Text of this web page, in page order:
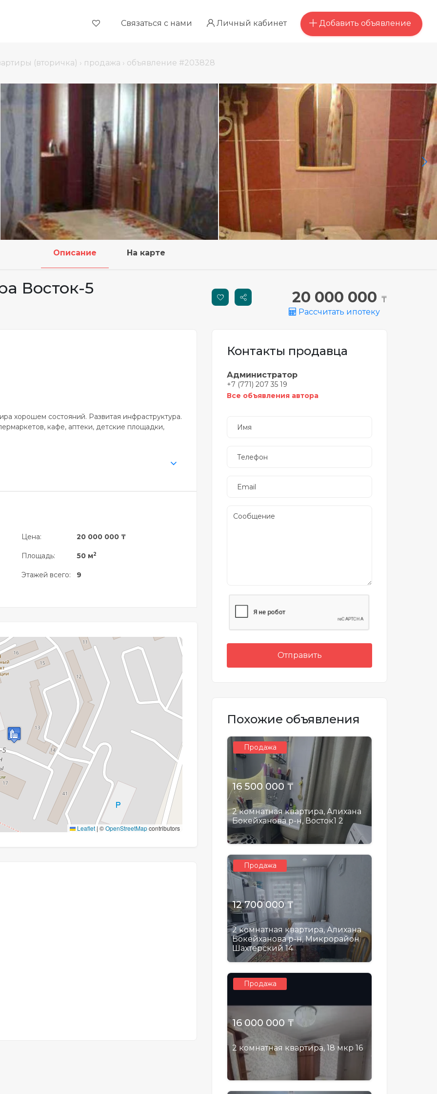
Связаться с нами Личный кабинет Добавить объявление
(вторичка) › продажа › объявление #203828
Описание На карте
Восток-5 20 000 000 ₸
Рассчитать ипотеку
хорошем состояний. Развитая инфраструктура.
кафе, аптеки, детские площадки,
Цена:
Площадь:
Этажей всего:
20 000 000 ₸
50 м2
9
Leaflet | ©OpenStreetMapcontributors
Контакты продавца
Администратор
+7 (771) 207 35 19
Все объявления автора
Отправить
Похожие объявления
Продажа
16 500 000 ₸
2 комнатная квартира, Алихана
Бокейханова р-н, Восток1 2
Продажа
12 700 000 ₸
2 комнатная квартира, Алихана
Бокейханова р-н, Микрорайон
Шахтерский 14
Продажа
16 000 000 ₸
2 комнатная квартира, 18 мкр 16